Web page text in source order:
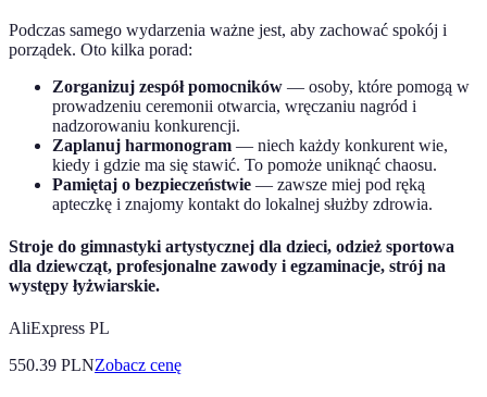
Podczas samego wydarzenia ważne jest, aby zachować spokój i
porządek. Oto kilka porad:
Zorganizuj zespół pomocników — osoby, które pomogą w
prowadzeniu ceremonii otwarcia, wręczaniu nagród i
nadzorowaniu konkurencji.
Zaplanuj harmonogram — niech każdy konkurent wie,
kiedy i gdzie ma się stawić. To pomoże uniknąć chaosu.
Pamiętaj o bezpieczeństwie — zawsze miej pod ręką
apteczkę i znajomy kontakt do lokalnej służby zdrowia.
Stroje do gimnastyki artystycznej dla dzieci, odzież sportowa
dla dziewcząt, profesjonalne zawody i egzaminacje, strój na
występy łyżwiarskie.
AliExpress PL
550.39 PLNZobacz cenę